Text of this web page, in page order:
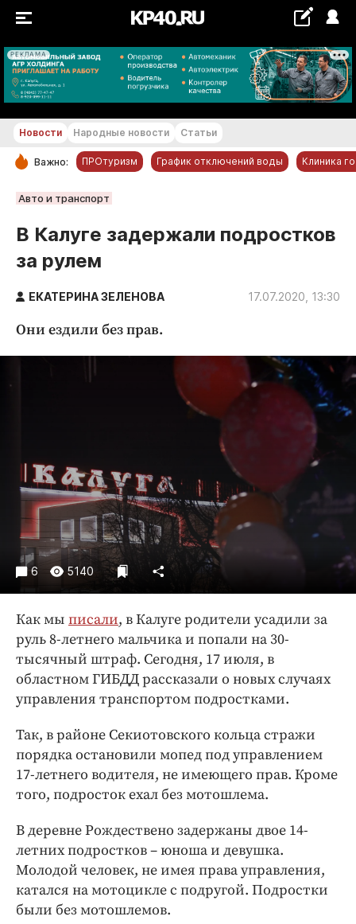
РЕКЛАМА
+25...+26 °С
РУБРИКИ
Новости компаний
Статьи
Народные новости
Авто и транспорт
Благоустройство
Недвижимость и ЖКХ
Общество
Погода
Праздники
Происшествия
Спорт
Экономика и бизнес
ПРОЕКТЫ
Блоги
Медиаперсона
Клиника года
Бренд года
Работодатель года
Новости Народные новости Статьи
Важно: ПРОтуризм График отключений воды Клиника
Авто и транспорт
В Калуге задержали подростков
за рулем
ЕКАТЕРИНА ЗЕЛЕНОВА 17.07.2020, 13:30
Они ездили без прав.
6 5140
Как мы писали, в Калуге родители усадили за
руль 8-летнего мальчика и попали на 30-
тысячный штраф. Сегодня, 17 июля, в
областном ГИБДД рассказали о новых случаях
управления транспортом подростками.
Так, в районе Секиотовского кольца стражи
порядка остановили мопед под управлением
17-летнего водителя, не имеющего прав. Кроме
того, подросток ехал без мотошлема.
В деревне Рождествено задержаны двое 14-
летних подростков – юноша и девушка.
Молодой человек, не имея права управления,
катался на мотоцикле с подругой. Подростки
были без мотошлемов.